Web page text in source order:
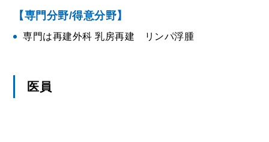
【専門分野/得意分野】
専門は再建外科 乳房再建 リンパ浮腫
医員